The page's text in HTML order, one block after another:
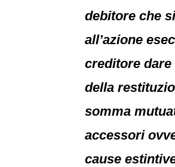
debitore che
all’azione
creditore dare
della
somma
accessori
cause